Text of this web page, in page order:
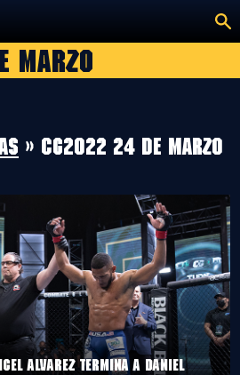
marzo
» CG2022 24 de marzo
Alvarez termina a Daniel